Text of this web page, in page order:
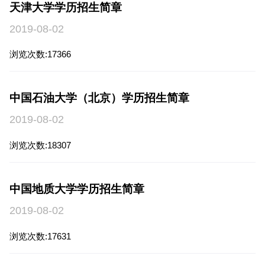
天津大学学历招生简章
2019-08-02
浏览次数:17366
中国石油大学（北京）学历招生简章
2019-08-02
浏览次数:18307
中国地质大学学历招生简章
2019-08-02
浏览次数:17631